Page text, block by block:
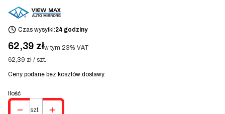
Czas wysyłki:24 godziny
Cena
62,39 złw tym 23% VAT
w tym 23% VAT
62,39 zł / szt.
Ceny podane bez kosztów dostawy.
Ilość
szt.